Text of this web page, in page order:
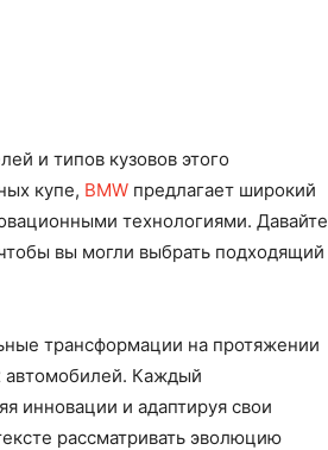
и типов кузовов этого
купе, BMW предлагает широкий
технологиями. Давайте
вы могли выбрать подходящий
трансформации на протяжении
автомобилей. Каждый
инновации и адаптируя свои
рассматривать эволюцию